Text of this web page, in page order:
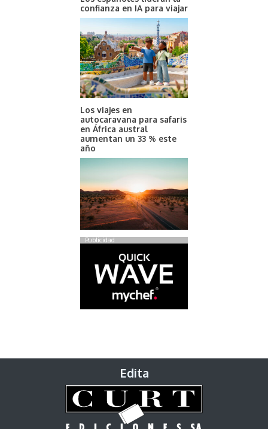
confianza en IA para viajar
Los viajes en
autocaravana para safaris
en África austral
aumentan un 33 % este
año
Publicidad
Edita